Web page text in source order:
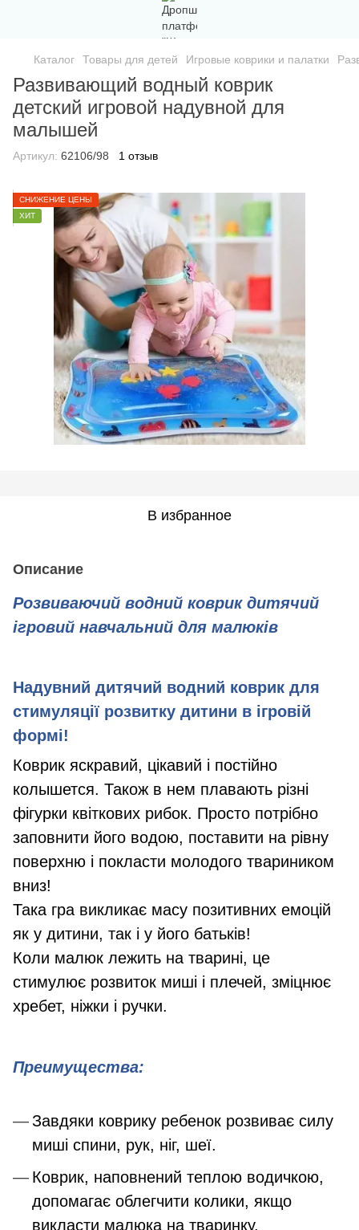
Каталог Товары для детей Игровые коврики и палатки
Развивающий водный коврик
детский игровой надувной для
малышей
Артикул: 62106/98 1 отзыв
СНИЖЕНИЕ ЦЕНЫ
ХИТ
В избранное
Описание
Розвиваючий водний коврик дитячий
ігровий навчальний для малюків
Надувний дитячий водний коврик для
стимуляції розвитку дитини в ігровій
формі!
Коврик яскравий, цікавий і постійно
колышется. Також в нем плавають різні
фігурки квіткових рибок. Просто потрібно
заповнити його водою, поставити на рівну
поверхню і покласти молодого твариником
вниз!
Така гра викликає масу позитивних емоцій
як у дитини, так і у його батьків!
Коли малюк лежить на тварині, це
стимулює розвиток миші і плечей, зміцнює
хребет, ніжки і ручки.
Преимущества:
Завдяки коврику ребенок розвиває силу
миші спини, рук, ніг, шеї.
Коврик, наповнений теплою водичкою,
допомагає облегчити колики, якщо
викласти малюка на тваринку.